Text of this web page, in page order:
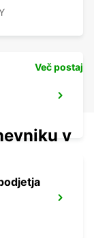
Več postaj
v